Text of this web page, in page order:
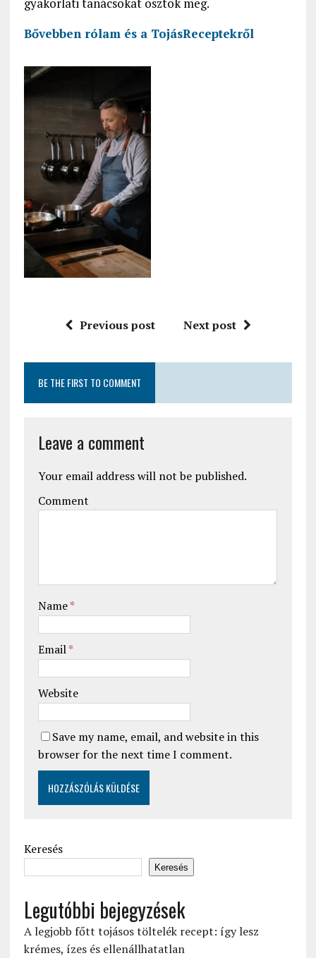
gyakorlati tanácsokat osztok meg.
Bővebben rólam és a TojásReceptekről
Previous post Next post
BE THE FIRST TO COMMENT
Leave a comment
Your email address will not be published.
Comment
Name*
Email*
Website
Save my name, email, and website in this
browser for the next time I comment.
Keresés
Keresés
Legutóbbi bejegyzések
A legjobb főtt tojásos töltelék recept: így lesz
krémes, ízes és ellenállhatatlan